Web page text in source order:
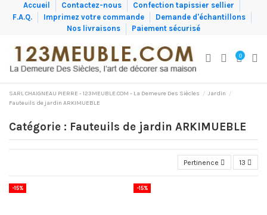
Accueil Contactez-nous
Confection tapissier sellier
F.A.Q.
Imprimez votre commande
Demande d'échantillons
Nos livraisons
Paiement sécurisé
0
SARL CHAIGNEAU PIERRE - 123MEUBLE.COM - La Demeure Des Siècles
Jardin
Fauteuils de jardin ARKIMUEBLE
Catégorie : Fauteuils de jardin ARKIMUEBLE
Pertinence 13
-15% -15%